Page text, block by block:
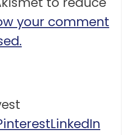
your comment
LinkedIn